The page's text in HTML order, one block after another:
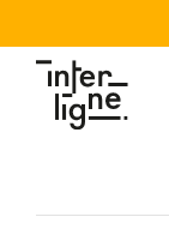
au
contenu